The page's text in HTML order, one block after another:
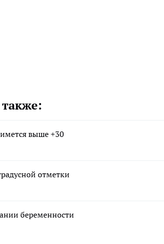
выше +30
отметки
беременности